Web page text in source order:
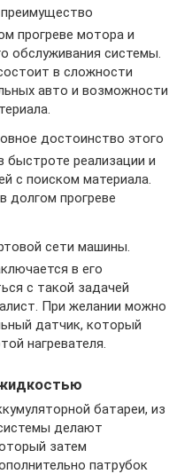
прогреве мотора и
обслуживания системы.
в сложности
авто и возможности
достоинство этого
быстроте реализации и
с поиском материала.
долгом прогреве
сети машины.
в его
с такой задачей
При желании можно
датчик, который
нагревателя.
батареи, из
делают
затем
патрубок